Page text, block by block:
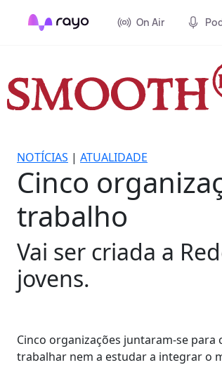
On Air
NOTÍCIAS | ATUALIDADE
Cinco
trabalho
Vai ser criada a
jovens.
Cinco organizações juntaram-se
trabalhar nem a estudar a integrar o